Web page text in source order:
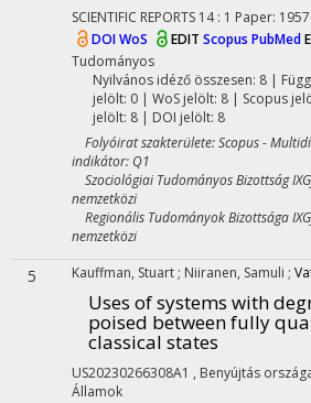
SCIENTIFIC REPORTS 14: 1 Paper:
DOIWoS EDIT Scopus PubMed
Tudományos
Nyilvános idéző összesen: 8|
jelölt: 0 | WoS jelölt: 8 | Scopus
jelölt: 8 | DOI jelölt: 8
Folyóirat szakterülete: Scopus -
indikátor: Q1
Szociológiai Tudományos Bizottság
nemzetközi
Regionális Tudományok Bizottsága
nemzetközi
5 Kauffman, Stuart ; Niiranen, Samuli ;
Uses of systems with
poised between fully
classical states
US20230266308A1 , Benyújtás
Államok